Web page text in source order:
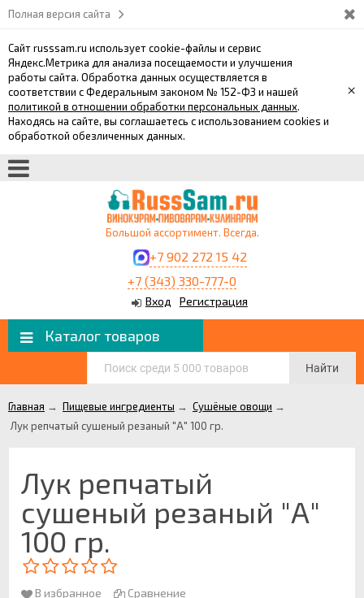
Полная версия сайта
Сайт russsam.ru использует cookie-файлы и сервис
Яндекс.Метрика для анализа посещаемости и улучшения
работы сайта. Обработка данных осуществляется в
соответствии с Федеральным законом № 152-ФЗ и нашей
политикой в отношении обработки персональных данных.
Находясь на сайте, вы соглашаетесь с использованием cookies и
обработкой обезличенных данных.
×
Большой ассортимент. Всегда.
+7 902 272 15 42
+7 (343) 330-777-0
Вход Регистрация
Каталог товаров
Найти
Главная → Пищевые ингредиенты → Сушёные овощи →
Лук репчатый сушеный резаный "А" 100 гр.
Лук репчатый
сушеный резаный "А"
100 гр.
В избранное Сравнение